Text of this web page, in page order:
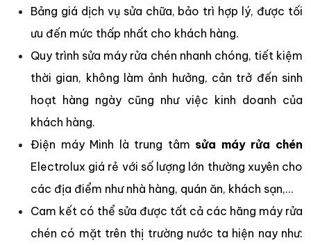
Bảng giá dịch vụ sửa chữa, bảo trì hợp lý, được tối
ưu đến mức thấp nhất cho khách hàng.
Quy trình sửa máy rửa chén nhanh chóng, tiết kiệm
thời gian, không làm ảnh hưởng, cản trở đến sinh
hoạt hàng ngày cũng như việc kinh doanh của
khách hàng.
Điện máy Minh là trung tâm sửa máy rửa chén
Electrolux giá rẻ với số lượng lớn thường xuyên cho
các địa điểm như nhà hàng, quán ăn, khách sạn,…
Cam kết có thể sửa được tất cả các hãng máy rửa
chén có mặt trên thị trường nước ta hiện nay như: